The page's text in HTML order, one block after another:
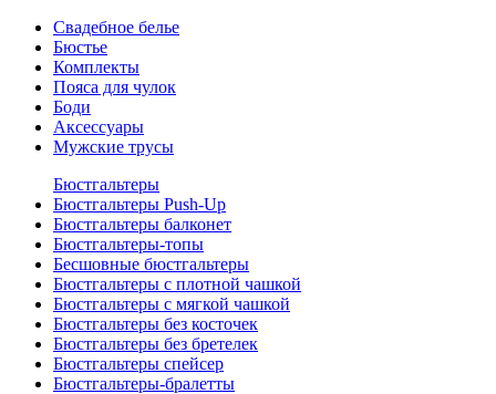
Свадебное белье
Бюстье
Комплекты
Пояса для чулок
Боди
Аксессуары
Мужские трусы
Бюстгальтеры
Бюстгальтеры Push-Up
Бюстгальтеры балконет
Бюстгальтеры-топы
Бесшовные бюстгальтеры
Бюстгальтеры с плотной чашкой
Бюстгальтеры с мягкой чашкой
Бюстгальтеры без косточек
Бюстгальтеры без бретелек
Бюстгальтеры спейсер
Бюстгальтеры-бралетты